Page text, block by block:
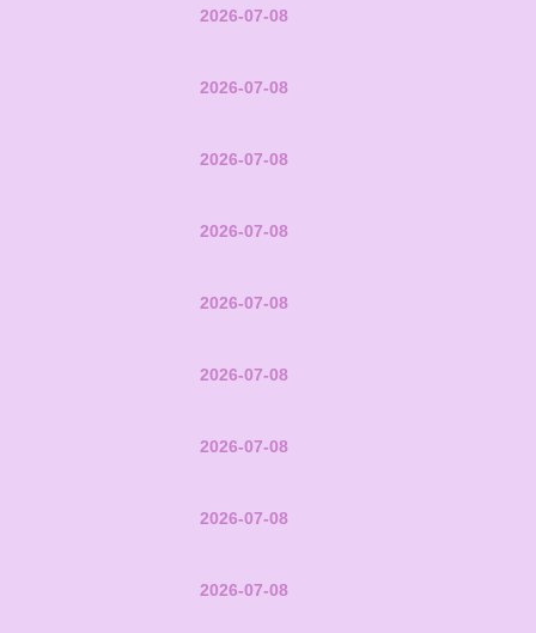
2026-07-08
2026-07-08
2026-07-08
2026-07-08
2026-07-08
2026-07-08
2026-07-08
2026-07-08
2026-07-08